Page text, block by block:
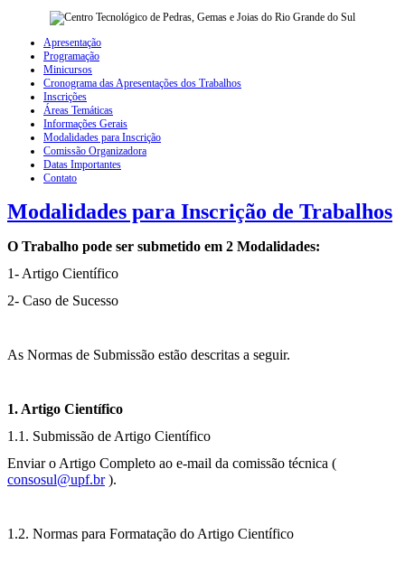
Apresentação
Programação
Minicursos
Cronograma das Apresentações dos Trabalhos
Inscrições
Áreas Temáticas
Informações Gerais
Modalidades para Inscrição
Comissão Organizadora
Datas Importantes
Contato
Modalidades para Inscrição de Trabalhos
O Trabalho pode ser submetido em 2 Modalidades:
1- Artigo Científico
2- Caso de Sucesso
As Normas de Submissão estão descritas a seguir.
1. Artigo Científico
1.1. Submissão de Artigo Científico
Enviar o Artigo Completo ao e-mail da comissão técnica (
consosul@upf.br ).
1.2. Normas para Formatação do Artigo Científico